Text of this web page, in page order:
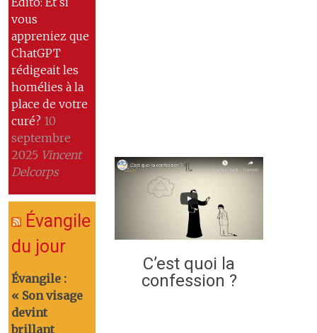
vous
appreniez que
ChatGPT
rédigeait les
homélies à la
place de votre
curé? 10
septembre
2025 Vincent
Delcorps
Évangile
du jour
Évangile :
« Son visage
devint
brillant
C’est quoi la
confession ?